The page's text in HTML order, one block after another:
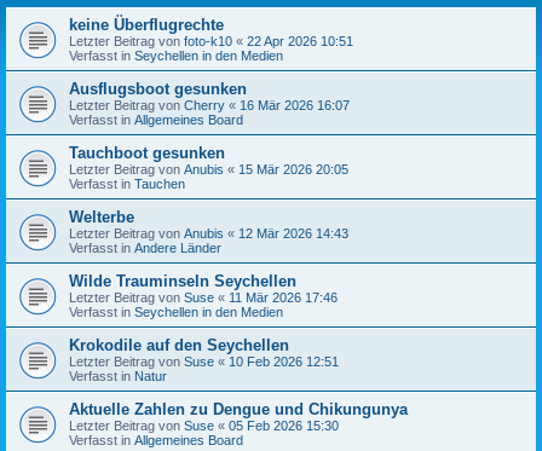
keine Überflugrechte
Letzter Beitrag von foto-k10 « 22 Apr 2026 10:51
Verfasst in Seychellen in den Medien
Ausflugsboot gesunken
Letzter Beitrag von Cherry « 16 Mär 2026 16:07
Verfasst in Allgemeines Board
Tauchboot gesunken
Letzter Beitrag von Anubis « 15 Mär 2026 20:05
Verfasst in Tauchen
Welterbe
Letzter Beitrag von Anubis « 12 Mär 2026 14:43
Verfasst in Andere Länder
Wilde Trauminseln Seychellen
Letzter Beitrag von Suse « 11 Mär 2026 17:46
Verfasst in Seychellen in den Medien
Krokodile auf den Seychellen
Letzter Beitrag von Suse « 10 Feb 2026 12:51
Verfasst in Natur
Aktuelle Zahlen zu Dengue und Chikungunya
Letzter Beitrag von Suse « 05 Feb 2026 15:30
Verfasst in Allgemeines Board